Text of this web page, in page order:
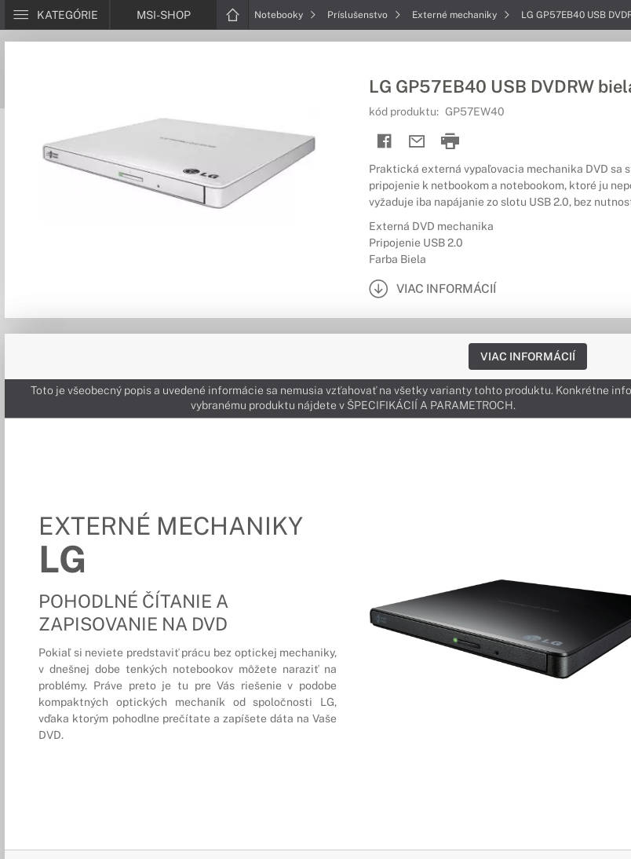
KATEGÓRIE MSI-SHOP Notebooky Príslušenstvo Externé mechaniky LG GP57EB40 USB
LG GP57EB40 USB DVDRW
kód produktu: GP57EW40
Praktická externá vypaľovacia mechanika DVD sa
pripojenie k netbookom a notebookom, ktoré ju
vyžaduje iba napájanie zo slotu USB 2.0, bez
Externá DVD mechanika
Pripojenie USB 2.0
Farba Biela
VIAC INFORMÁCIÍ
VIAC INFORMÁCIÍ
Toto je všeobecný popis a uvedené informácie sa nemusia vzťahovať na všetky varianty tohto produktu. Konkrétne
vybranému produktu nájdete v ŠPECIFIKÁCIÍ A PARAMETROCH.
EXTERNÉ MECHANIKY
LG
POHODLNÉ ČÍTANIE A
ZAPISOVANIE NA DVD
Pokiaľ si neviete predstaviť prácu bez optickej mechaniky,
v dnešnej dobe tenkých notebookov môžete naraziť na
problémy. Práve preto je tu pre Vás riešenie v podobe
kompaktných optických mechaník od spoločnosti LG,
vďaka ktorým pohodlne prečítate a zapíšete dáta na Vaše
DVD.